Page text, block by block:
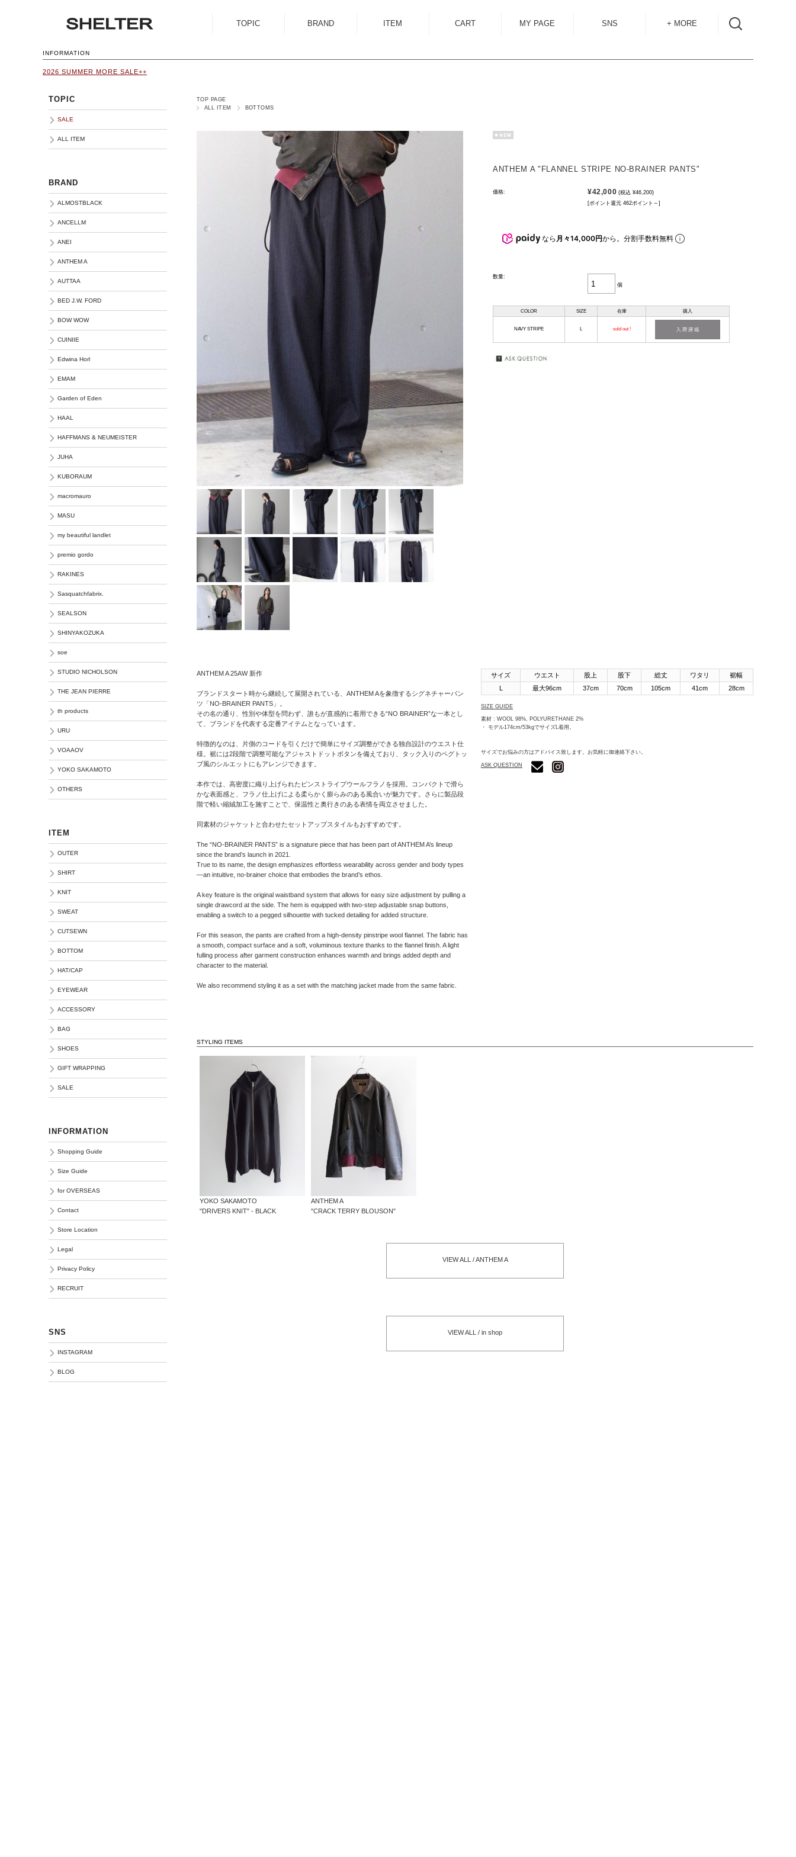
TOPIC BRAND
AUTTAA
BED J.W. FORD
BOW WOW
CUINIIE
Garden of Eden
premio gordo
RAKINES
Sasquatchfabrix.
SEALSON
SHINYAKOZUKA
STUDIO
SAKAMOTO
ITEM
CUTSEWN
BOTTOM
HAT/CAP
EYEWEAR
ACCESSORY
SHOES
GIFT
WRAPPING
SALE
CART MY PAGE SNS + MORE
CONTACT
RECRUIT
INFORMATION
2026 SUMMER MORE SALE++
TOP PAGE
ALL ITEM
BOTTOMS
ANTHEM A "FLANNEL STRIPE NO-BRAINER PANTS"
価格: ¥42,000 (税込 ¥46,200)
[ポイント還元 462ポイント～]
なら 月々14,000円から。分割手数料無料
数量:
個
COLOR SIZE 在庫 購入
NAVY STRIPE L sold out !
ANTHEM A 25AW 新作
ブランドスタート時から継続して展開されている、ANTHEM Aを象徴するシグネチャーパン
ツ「NO-BRAINER PANTS」。
その名の通り、性別や体型を問わず、誰もが直感的に着用できる“NO BRAINER”な一本とし
て、ブランドを代表する定番アイテムとなっています。
特徴的なのは、片側のコードを引くだけで簡単にサイズ調整ができる独自設計のウエスト仕
様。裾には2段階で調整可能なアジャストドットボタンを備えており、タック入りのペグトッ
プ風のシルエットにもアレンジできます。
本作では、高密度に織り上げられたピンストライプウールフラノを採用。コンパクトで滑ら
かな表面感と、フラノ仕上げによる柔らかく膨らみのある風合いが魅力です。さらに製品段
階で軽い縮絨加工を施すことで、保温性と奥行きのある表情を両立させました。
同素材のジャケットと合わせたセットアップスタイルもおすすめです。
The “NO-BRAINER PANTS” is a signature piece that has been part of ANTHEM A’s lineup
since the brand’s launch in 2021.
True to its name, the design emphasizes effortless wearability across gender and body types
—an intuitive, no-brainer choice that embodies the brand’s ethos.
A key feature is the original waistband system that allows for easy size adjustment by pulling a
single drawcord at the side. The hem is equipped with two-step adjustable snap buttons,
enabling a switch to a pegged silhouette with tucked detailing for added structure.
For this season, the pants are crafted from a high-density pinstripe wool flannel. The fabric has
a smooth, compact surface and a soft, voluminous texture thanks to the flannel finish. A light
fulling process after garment construction enhances warmth and brings added depth and
character to the material.
We also recommend styling it as a set with the matching jacket made from the same fabric.
サイズ ウエスト 股上 股下 総丈 ワタリ
裾幅
L
最大96cm 37cm 70cm 105cm 41cm 28cm
SIZE GUIDE
素材 : WOOL 98%, POLYURETHANE 2%
・ モデル174cm/53kgでサイズL着用。
サイズでお悩みの方はアドバイス致します。お気軽に御連絡下さい。
ASK QUESTION
STYLING ITEMS
YOKO SAKAMOTO
"DRIVERS KNIT" - BLACK
ANTHEM A
"CRACK TERRY BLOUSON"
VIEW ALL / ANTHEM A
VIEW ALL / in shop
TOPIC
SALE
ALL ITEM
BRAND
ALMOSTBLACK
ANCELLM
ANEI
ANTHEM A
AUTTAA
BED J.W. FORD
BOW WOW
CUINIIE
Edwina Horl
EMAM
Garden of Eden
HAAL
HAFFMANS & NEUMEISTER
JUHA
KUBORAUM
macromauro
MASU
my beautiful landlet
premio gordo
RAKINES
Sasquatchfabrix.
SEALSON
SHINYAKOZUKA
soe
STUDIO NICHOLSON
THE JEAN PIERRE
th products
URU
VOAAOV
YOKO SAKAMOTO
OTHERS
ITEM
OUTER
SHIRT
KNIT
SWEAT
CUTSEWN
BOTTOM
HAT/CAP
EYEWEAR
ACCESSORY
BAG
SHOES
GIFT WRAPPING
SALE
INFORMATION
Shopping Guide
Size Guide
for OVERSEAS
Contact
Store Location
Legal
Privacy Policy
RECRUIT
SNS
INSTAGRAM
BLOG